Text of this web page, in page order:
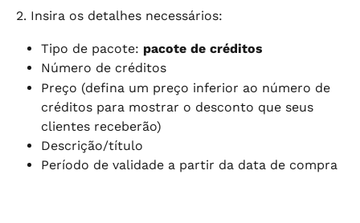
2. Insira os detalhes necessários:
Tipo de pacote: pacote de créditos
Número de créditos
Preço (defina um preço inferior ao número de
créditos para mostrar o desconto que seus
clientes receberão)
Descrição/título
Período de validade a partir da data de compra